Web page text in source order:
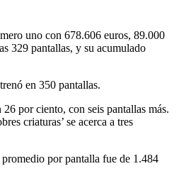
uno con 678.606 euros, 89.000
329 pantallas, y su acumulado
en 350 pantallas.
por ciento, con seis pantallas más.
criaturas’ se acerca a tres
por pantalla fue de 1.484